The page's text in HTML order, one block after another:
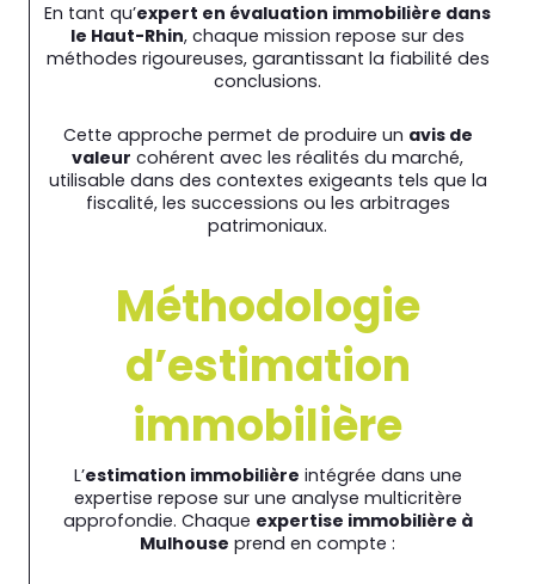
En tant qu’expert en évaluation immobilière dans
le Haut-Rhin, chaque mission repose sur des
méthodes rigoureuses, garantissant la fiabilité des
conclusions.
Cette approche permet de produire un avis de
valeur cohérent avec les réalités du marché,
utilisable dans des contextes exigeants tels que la
fiscalité, les successions ou les arbitrages
patrimoniaux.
Méthodologie
d’estimation
immobilière
L’estimation immobilière intégrée dans une
expertise repose sur une analyse multicritère
approfondie. Chaque expertise immobilière à
Mulhouse prend en compte :